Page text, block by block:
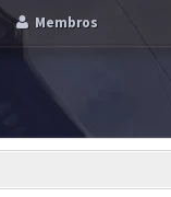
Membros